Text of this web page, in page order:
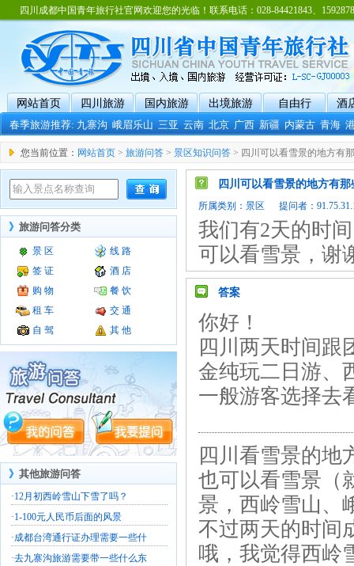
四川成都中国青年旅行社官网欢迎您的光临！联系电话：028-84421843、
网站首页 四川旅游 国内旅游 出境旅游 自由行
酒
春季旅游推荐:九寨沟 峨眉乐山 三亚 云南 北京 广西 新疆 内蒙古 青海
您当前位置： 网站首页 > 旅游问答 > 景区知识问答 > 四川可以看雪景的地方有
》 旅游问答分类
景 区
线 路
签 证
酒 店
购 物
餐 饮
租 车
交 通
自 驾
其 他
》 其他旅游问答
·12月初西岭雪山下雪了吗？
·1-100元人民币后面的风景
·成都台湾通行证办理需要一些什
·去九寨沟旅游需要带一些什么东
四川可以看雪景的地方有那
所属类别： 景区 提问者：
我们有2天的时
可以看雪景，谢
答案
你好！
四川两天时间跟
金纯玩二日游、
一般游客选择去
四川看雪景的地
也可以看雪景（
景，西岭雪山、
不过两天的时间
哦，我觉得西岭